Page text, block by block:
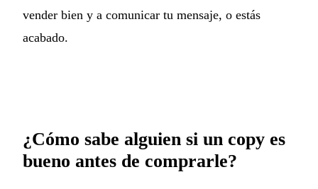
vender bien y a comunicar tu mensaje, o estás
acabado.
¿Cómo sabe alguien si un copy es
bueno antes de comprarle?